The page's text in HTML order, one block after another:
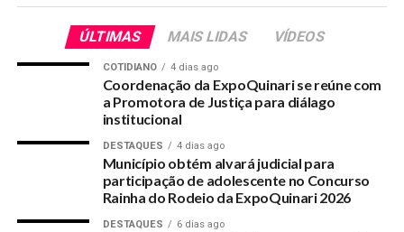
cemitério.
RELATED TOPICS:
VEREADOR-COBRA-MELHORIAS-PARA-O-CEMITERIO-E-
PREFEITURA-DIZ-QUE-SERVICOS-ESTAO-SENDO-REALIZADOS
Caminhão faz retorno em local errado e motoqueiro
colide vindo à óbito
DON'T MISS
ÚLTIMAS MAIS LIDAS VÍDEOS
COTIDIANO 4 dias ago
Coordenação da ExpoQuinari se reúne com
a Promotora de Justiça para diálago
institucional
DESTAQUES 4 dias ago
Município obtém alvará judicial para
participação de adolescente no Concurso
Rainha do Rodeio da ExpoQuinari 2026
DESTAQUES 6 dias ago